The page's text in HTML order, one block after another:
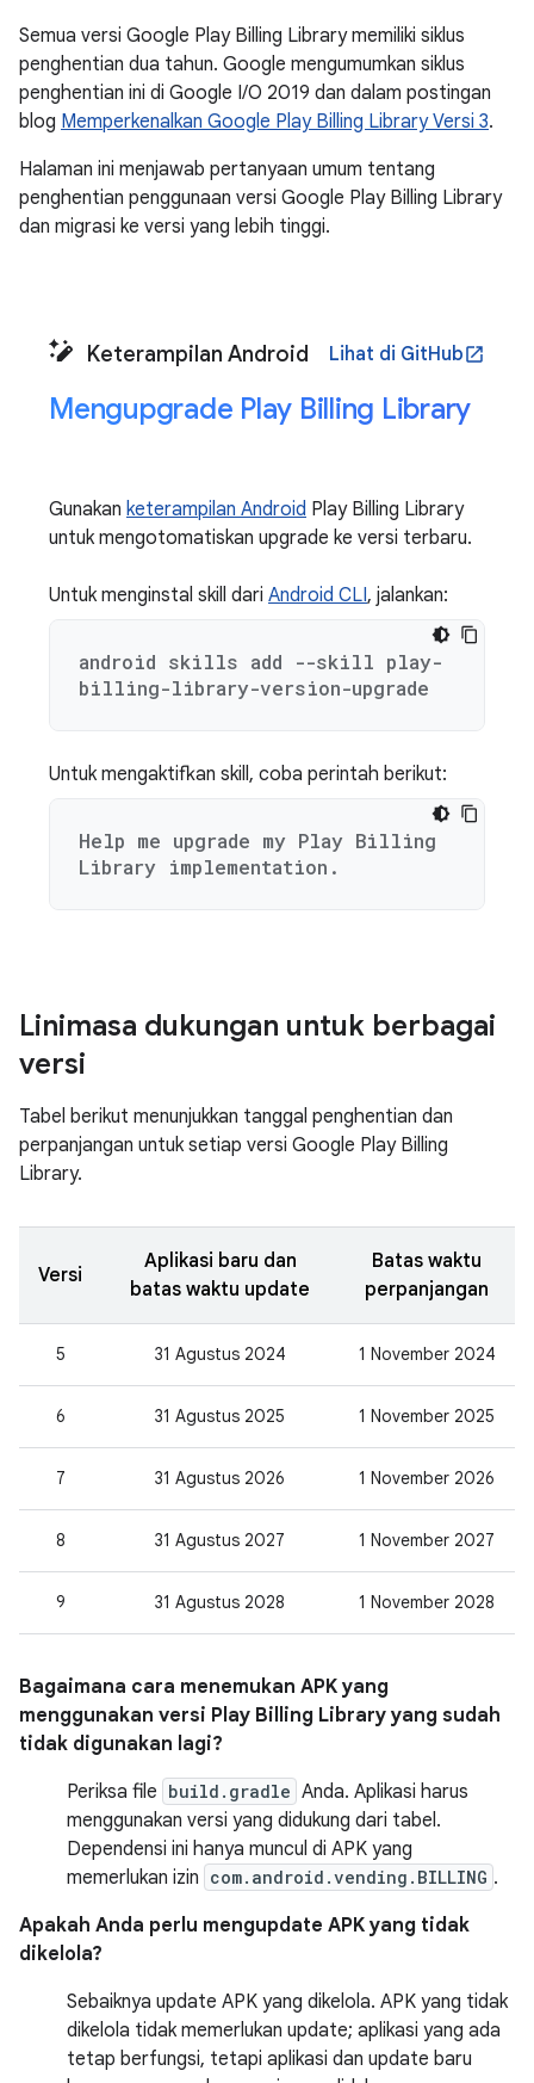
Semua versi Google Play Billing Library memiliki siklus
penghentian dua tahun. Google mengumumkan siklus
penghentian ini di Google I/O 2019 dan dalam postingan
blog Memperkenalkan Google Play Billing Library Versi 3.
Halaman ini menjawab pertanyaan umum tentang
penghentian penggunaan versi Google Play Billing Library
dan migrasi ke versi yang lebih tinggi.
Keterampilan Android Lihat di GitHubopen_in_new
Mengupgrade Play Billing Library
Gunakan keterampilan Android Play Billing Library
untuk mengotomatiskan upgrade ke versi terbaru.
Untuk menginstal skill dari Android CLI, jalankan:
android skills add --skill play-
billing-library-version-upgrade
Untuk mengaktifkan skill, coba perintah berikut:
Help me upgrade my Play Billing
Library implementation.
Linimasa dukungan untuk berbagai
versi
Tabel berikut menunjukkan tanggal penghentian dan
perpanjangan untuk setiap versi Google Play Billing
Library.
Versi
Aplikasi baru dan
batas waktu update
Batas waktu
perpanjangan
5 31 Agustus 2024 1 November 2024
6 31 Agustus 2025 1 November 2025
7 31 Agustus 2026 1 November 2026
8 31 Agustus 2027 1 November 2027
9 31 Agustus 2028 1 November 2028
Bagaimana cara menemukan APK yang
menggunakan versi Play Billing Library yang sudah
tidak digunakan lagi?
Periksa file build.gradle Anda. Aplikasi harus
menggunakan versi yang didukung dari tabel.
Dependensi ini hanya muncul di APK yang
memerlukan izin com.android.vending.BILLING .
Apakah Anda perlu mengupdate APK yang tidak
dikelola?
Sebaiknya update APK yang dikelola. APK yang tidak
dikelola tidak memerlukan update; aplikasi yang ada
tetap berfungsi, tetapi aplikasi dan update baru